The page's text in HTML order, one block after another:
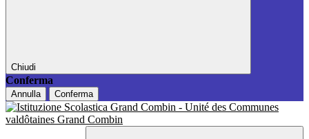
Chiudi
Conferma
Annulla Conferma